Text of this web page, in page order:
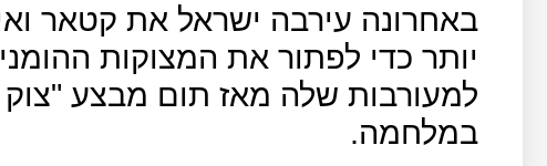
באחרונה עירבה ישראל את קטאר
יותר כדי לפתור את המצוקות
למעורבות שלה מאז תום מבצע
במלחמה.